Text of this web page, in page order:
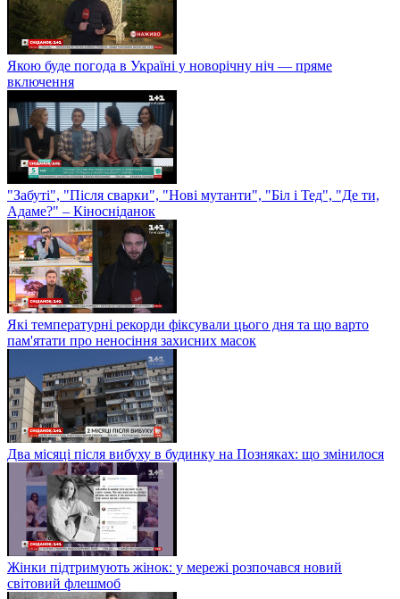
Якою буде погода в Україні у новорічну ніч — пряме
включення
"Забуті", "Після сварки", "Нові мутанти", "Біл і Тед", "Де ти,
Адаме?" – Кіносніданок
Які температурні рекорди фіксували цього дня та що варто
пам'ятати про неносіння захисних масок
Два місяці після вибуху в будинку на Позняках: що змінилося
Жінки підтримують жінок: у мережі розпочався новий
світовий флешмоб